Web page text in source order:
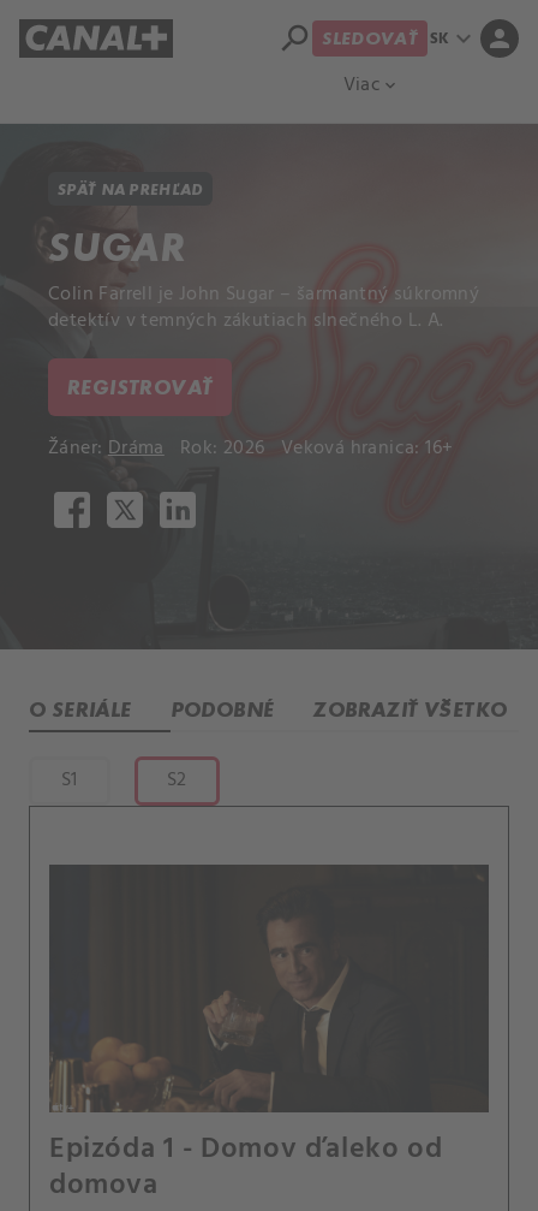
Viac expand_more
search SLEDOVAŤ SK expand_more person
SPÄŤ NA PREHĽAD
SUGAR
Colin Farrell je John Sugar – šarmantný súkromný
detektív v temných zákutiach slnečného L. A.
REGISTROVAŤ
Žáner: Dráma Rok: 2026 Veková hranica: 16+
O SERIÁLE PODOBNÉ ZOBRAZIŤ VŠETKO
S1 S2
Epizóda 1 - Domov ďaleko od
domova